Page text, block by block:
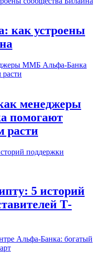
как устроены
менеджеры
помогают
расти
5 историй
Т-